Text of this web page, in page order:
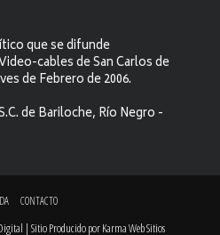
que se difunde
cables de San Carlos de
de Febrero de 2006.
de Bariloche, Río Negro -
CONTACTO
| Sitio Producido porKarma Web Sitios